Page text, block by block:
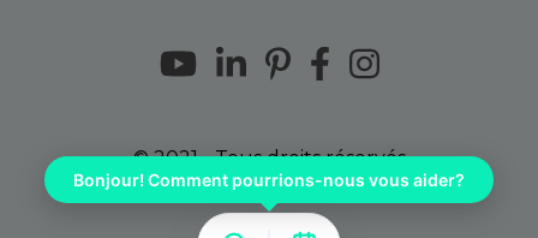
© 2021 - Tous droits réservés
Bonjour! Comment pourrions-nous vous aider?